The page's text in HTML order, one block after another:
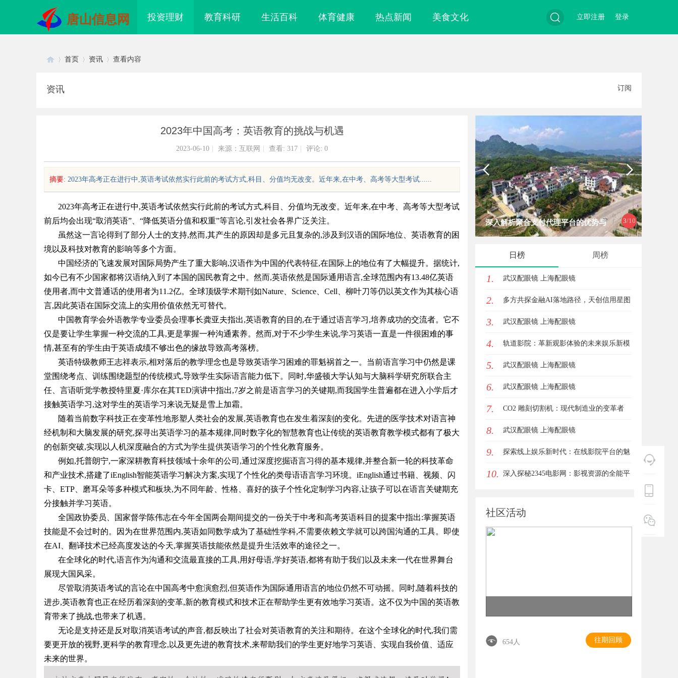
唐山信息网 投资理财 教育科研 生活百科 体育健康 热点新闻 美食文化 登录
立即注册
uz
!
Bo
ar
首页 资讯 查看内容
资讯 订阅
2023年中国高考：英语教育的挑战与机遇
2023-06-10 来源：互联网 查看: 317 评论: 0
摘要: 2023年高考正在进行中,英语考试依然实行此前的考试方式,科目、分值均无改变。近年来,在中考、高考等大型考试......
2023年高考正在进行中,英语考试依然实行此前的考试方式,科目、分值均无改变。近年来,在中考、高考等大型考试
前后均会出现“取消英语”、“降低英语分值和权重”等言论,引发社会各界广泛关注。
虽然这一言论得到了部分人士的支持,然而,其产生的原因却是多元且复杂的,涉及到汉语的国际地位、英语教育的困
境以及科技对教育的影响等多个方面。
中国经济的飞速发展对国际局势产生了重大影响,汉语作为中国的代表特征,在国际上的地位有了大幅提升。据统计,
如今已有不少国家都将汉语纳入到了本国的国民教育之中。然而,英语依然是国际通用语言,全球范围内有13.48亿英语
使用者,而中文普通话的使用者为11.2亿。全球顶级学术期刊如Nature、Science、Cell、柳叶刀等仍以英文作为其核心语
言,因此英语在国际交流上的实用价值依然无可替代。
中国教育学会外语教学专业委员会理事长龚亚夫指出,英语教育的目的,在于通过语言学习,培养成功的交流者。它不
仅是要让学生掌握一种交流的工具,更是掌握一种沟通素养。然而,对于不少学生来说,学习英语一直是一件很困难的事
情,甚至有的学生由于英语成绩不够出色的缘故导致高考落榜。
英语特级教师王志祥表示,相对落后的教学理念也是导致英语学习困难的罪魁祸首之一。当前语言学习中仍然是课
堂围绕考点、训练围绕题型的传统模式,导致学生实际语言能力低下。同时,华盛顿大学认知与大脑科学研究所联合主
任、言语听觉学教授特里夏·库尔在其TED演讲中指出,7岁之前是语言学习的关键期,而我国学生普遍都在进入小学后才
接触英语学习,这对学生的英语学习来说无疑是雪上加霜。
随着当前数字科技正在变革性地形塑人类社会的发展,英语教育也在发生着深刻的变化。先进的医学技术对语言神
经机制和大脑发展的研究,探寻出英语学习的基本规律,同时数字化的智慧教育也让传统的英语教育教学模式都有了极大
的创新突破,实现以人机深度融合的方式为学生提供英语学习的个性化教育服务。
例如,托普朗宁,一家深耕教育科技领域十余年的公司,通过深度挖掘语言习得的基本规律,并整合新一轮的科技革命
和产业技术,搭建了iEnglish智能英语学习解决方案,实现了个性化的类母语语言学习环境。iEnglish通过书籍、视频、闪
卡、ETP、磨耳朵等多种模式和板块,为不同年龄、性格、喜好的孩子个性化定制学习内容,让孩子可以在语言关键期充
分接触并学习英语。
全国政协委员、国家督学陈伟志在今年全国两会期间提交的一份关于中考和高考英语科目的提案中指出:掌握英语
技能是不会过时的。因为在世界范围内,英语如同数学成为了基础性学科,不需要依赖文学就可以跨国沟通的工具。即使
在AI、翻译技术已经高度发达的今天,掌握英语技能依然是提升生活效率的途径之一。
在全球化的时代,语言作为沟通和交流最直接的工具,用好母语,学好英语,都将有助于我们以及未来一代在世界舞台
展现大国风采。
尽管取消英语考试的言论在中国高考中愈演愈烈,但英语作为国际通用语言的地位仍然不可动摇。同时,随着科技的
进步,英语教育也正在经历着深刻的变革,新的教育模式和技术正在帮助学生更有效地学习英语。这不仅为中国的英语教
育带来了挑战,也带来了机遇。
无论是支持还是反对取消英语考试的声音,都反映出了社会对英语教育的关注和期待。在这个全球化的时代,我们需
要更开放的视野,更科学的教育理念,以及更先进的教育技术,来帮助我们的学生更好地学习英语、实现自我价值、适应
未来的世界。
4/10
揭秘！专业充电桩项目软件开发商，
究竟藏着哪些行业秘诀？
开店最怕“搜不到”为什么隔壁店铺没 深入解析聚合支付代理平台的优势与 贝净 AC 国际医疗实验室
日榜 周榜
1. 武汉配眼镜 上海配眼镜
2. 多方共探金融AI落地路径，天创信用星图
AI助力产业金融智能升级
3. 武汉配眼镜 上海配眼镜
4. 轨道影院：革新观影体验的未来娱乐新模
式
5. 武汉配眼镜 上海配眼镜
6. 武汉配眼镜 上海配眼镜
7. CO2 雕刻切割机：现代制造业的变革者
8. 武汉配眼镜 上海配眼镜
9. 探索线上娱乐新时代：在线影院平台的魅
力与未来发展趋势
10. 深入探秘2345电影网：影视资源的全能平
社区活动
654人 往期回顾